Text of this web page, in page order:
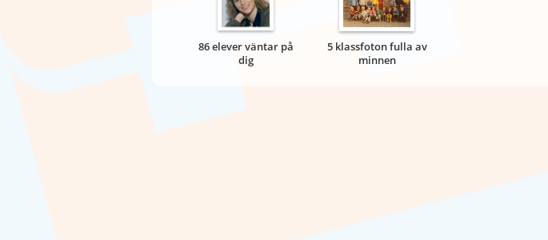
86 elever väntar på
dig
5 klassfoton fulla av
minnen